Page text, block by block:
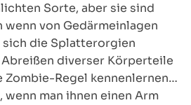
Sorte, aber sie sind
von Gedärmeinlagen
die Splatterorgien
diverser Körperteile
Zombie-Regel kennenlernen…
wenn man ihnen einen Arm